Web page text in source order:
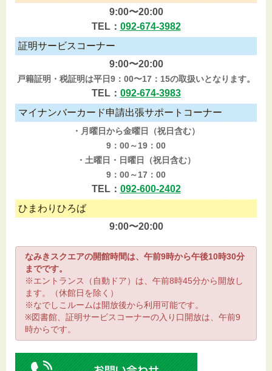
9:00〜20:00
TEL： 092-674-3982
証明サービスコーナー
9:00〜20:00
戸籍証明・税証明は平日9：00〜17：15の取扱いとなります。
TEL： 092-674-3983
マイナンバーカード申請出張サポートコーナー
・月曜日から金曜日（祝日含む）
9：00～19：00
・土曜日・日曜日（祝日含む）
9：00～17：00
TEL： 092-600-2402
ひまわりひろば
9:00〜20:00
なみきスクエアの開館時間は、午前9時から午後10時30分
までです。
※エントランス（自動ドア）は、午前8時45分から開放し
ます。（休館日を除く）
※なでしこルームは開放後から利用可能です。
※図書館、証明サービスコーナーの入り口開放は、午前9
時からです。